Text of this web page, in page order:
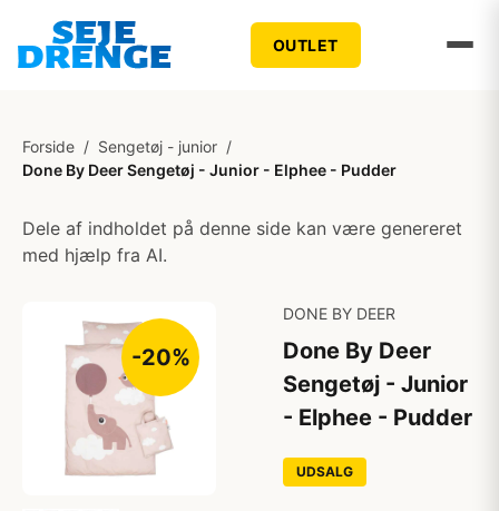
OUTLET
Forside / Sengetøj - junior /
Done By Deer Sengetøj - Junior - Elphee - Pudder
Dele af indholdet på denne side kan være genereret
med hjælp fra AI.
-20%
DONE BY DEER
Done By Deer
Sengetøj - Junior
- Elphee - Pudder
UDSALG